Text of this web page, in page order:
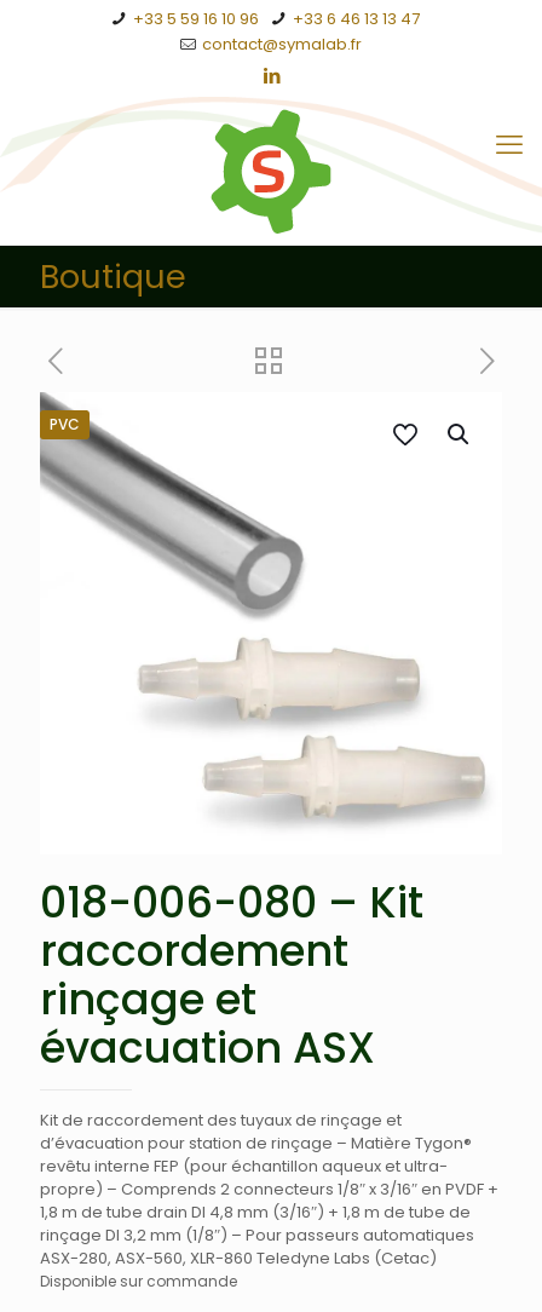
+33 5 59 16 10 96
+33 6 46 13 13 47
contact@symalab.fr
Boutique
PVC
018-006-080 – Kit
raccordement
rinçage et
évacuation ASX
Kit de raccordement des tuyaux de rinçage et
d’évacuation pour station de rinçage – Matière Tygon®
revêtu interne FEP (pour échantillon aqueux et ultra-
propre) – Comprends 2 connecteurs 1/8″ x 3/16″ en PVDF +
1,8 m de tube drain DI 4,8 mm (3/16″) + 1,8 m de tube de
rinçage DI 3,2 mm (1/8″) – Pour passeurs automatiques
ASX-280, ASX-560, XLR-860 Teledyne Labs (Cetac)
Disponible sur commande